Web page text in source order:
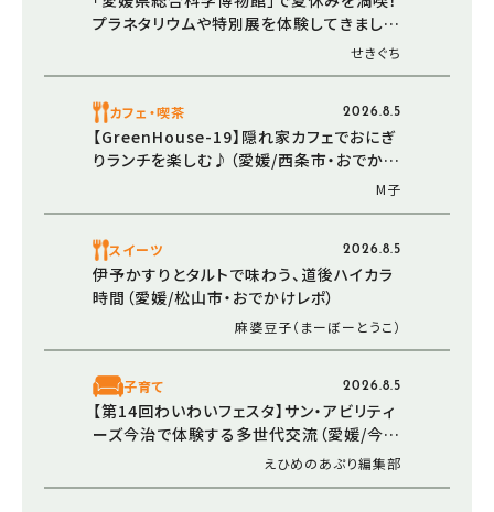
プラネタリウムや特別展を体験してきました
せきぐち
カフェ・喫茶 2026.8.5
【GreenHouse-19】隠れ家カフェでおにぎ
りランチを楽しむ♪（愛媛/西条市・おでかけ
M子
スイーツ 2026.8.5
伊予かすりとタルトで味わう、道後ハイカラ
時間（愛媛/松山市・おでかけレポ）
麻婆豆子（まーぼーとうこ）
子育て 2026.8.5
【第14回わいわいフェスタ】サン・アビリティ
ーズ今治で体験する多世代交流（愛媛/今治
えひめのあぷり編集部